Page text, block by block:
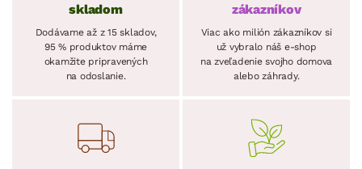
skladom
Dodávame až z 15 skladov,
95 % produktov máme
okamžite pripravených
na odoslanie.
zákazníkov
Viac ako milión zákazníkov si
už vybralo náš e-shop
na zveľadenie svojho domova
alebo záhrady.